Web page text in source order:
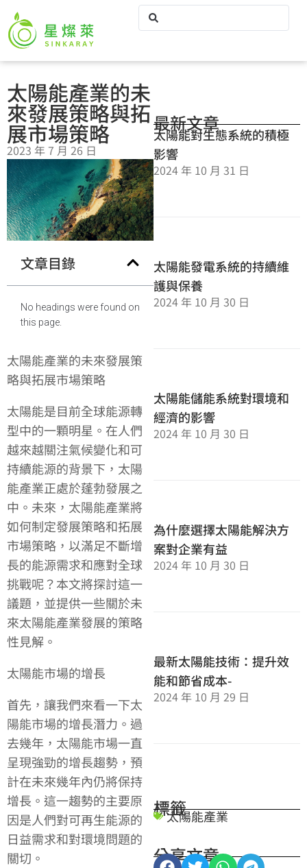
太陽能產業的未
來發展策略與拓
展市場策略
2023 年 7 月 26 日
文章目錄
No headings were found on
this page.
太陽能產業的未來發展策
略與拓展市場策略
太陽能是目前全球能源轉
型中的一顆明星。在人們
越來越關注氣候變化和可
持續能源的背景下，太陽
能產業正處於蓬勃發展之
中。未來，太陽能產業將
如何制定發展策略和拓展
市場策略，以滿足不斷增
長的能源需求和應對全球
挑戰呢？本文將探討這一
議題，並提供一些關於未
來太陽能產業發展的策略
性見解。
太陽能市場的增長
首先，讓我們來看一下太
陽能市場的增長潛力。過
去幾年，太陽能市場一直
呈現強勁的增長趨勢，預
計在未來幾年內仍將保持
增長。這一趨勢的主要原
因是人們對可再生能源的
日益需求和對環境問題的
關切。
最新文章
太陽能對生態系統的積極
影響
2024 年 10 月 31 日
太陽能發電系統的持續維
護與保養
2024 年 10 月 30 日
太陽能儲能系統對環境和
經濟的影響
2024 年 10 月 30 日
為什麼選擇太陽能解決方
案對企業有益
2024 年 10 月 30 日
最新太陽能技術：提升效
能和節省成本-
2024 年 10 月 29 日
標籤
太陽能產業
分享文章